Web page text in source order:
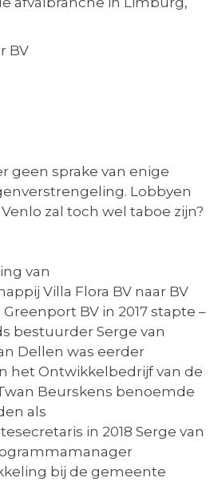
BV
geen sprake van enige
Lobbyen
zal toch wel taboe zijn?
van
Villa Flora BV naar BV
BV in 2017 stapte –
bestuurder Serge van
Dellen was eerder
het Ontwikkelbedrijf van de
Beurskens benoemde
als
in 2018 Serge van
bij de gemeente